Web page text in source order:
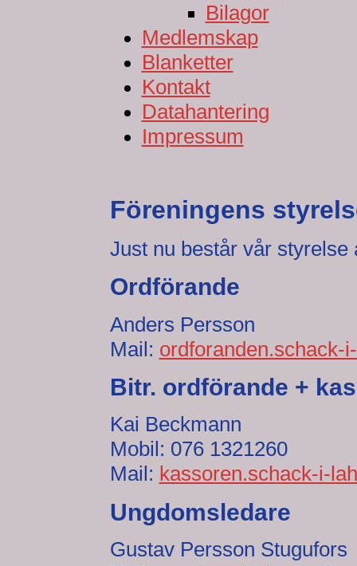
Bilagor
Medlemskap
Blanketter
Kontakt
Datahantering
Impressum
Föreningens
Just nu består vår styrelse
Ordförande
Anders Persson
Mail: ordforanden.schack-
Bitr. ordförande +
Kai Beckmann
Mobil: 076 1321260
Mail: kassoren.schack-i-
Ungdomsledare
Gustav Persson Stugufors